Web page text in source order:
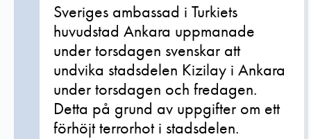
Sveriges ambassad i Turkiets
huvudstad Ankara uppmanade
under torsdagen svenskar att
undvika stadsdelen Kizilay i Ankara
under torsdagen och fredagen.
Detta på grund av uppgifter om ett
förhöjt terrorhot i stadsdelen.